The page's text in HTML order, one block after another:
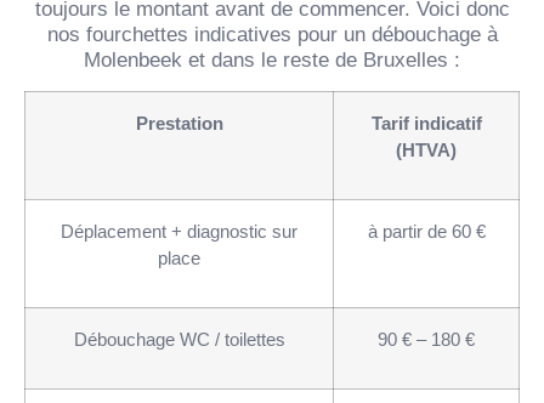
toujours le montant avant de commencer. Voici donc
nos fourchettes indicatives pour un débouchage à
Molenbeek et dans le reste de Bruxelles :
Prestation
Tarif indicatif
(HTVA)
Déplacement + diagnostic sur
place
à partir de 60 €
Débouchage WC / toilettes 90 € – 180 €